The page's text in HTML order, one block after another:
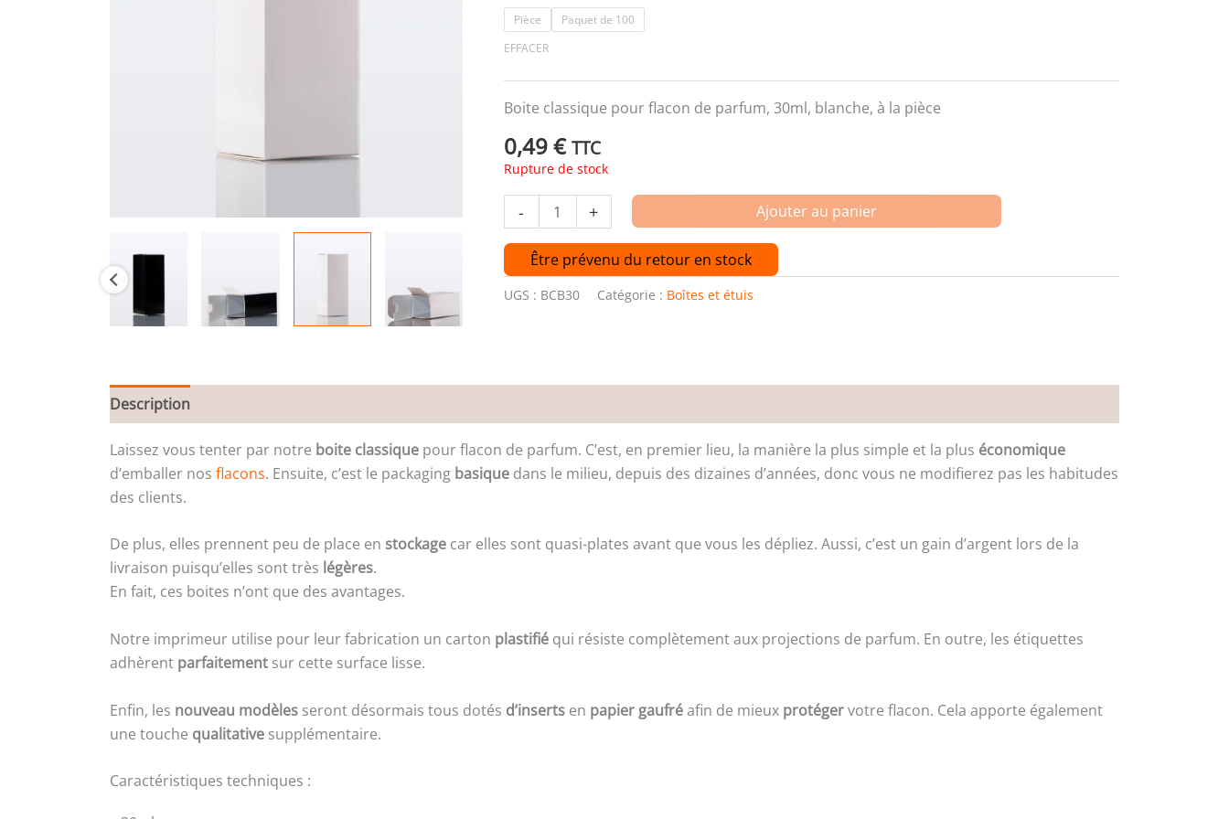
Pièce
Paquet de 100
EFFACER
Boite classique pour flacon de parfum, 30ml, blanche, à la pièce
0,49€ TTC
Rupture de stock
- + Ajouter au panier
Être prévenu du retour en stock
UGS : BCB30 Catégorie : Boîtes et étuis
Description
Laissez vous tenter par notre boite classique pour flacon de parfum. C’est, en premier lieu, la manière la plus simple et la plus économique
d’emballer nos flacons. Ensuite, c’est le packaging basique dans le milieu, depuis des dizaines d’années, donc vous ne modifierez pas les habitudes
des clients.
De plus, elles prennent peu de place en stockage car elles sont quasi-plates avant que vous les dépliez. Aussi, c’est un gain d’argent lors de la
livraison puisqu’elles sont très légères.
En fait, ces boites n’ont que des avantages.
Notre imprimeur utilise pour leur fabrication un carton plastifié qui résiste complètement aux projections de parfum. En outre, les étiquettes
adhèrent parfaitement sur cette surface lisse.
Enfin, les nouveau modèles seront désormais tous dotés d’inserts en papier gaufréafin de mieux protégervotre flacon. Cela apporte également
une touche qualitative supplémentaire.
Caractéristiques techniques :